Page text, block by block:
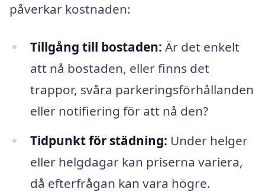
påverkar kostnaden:
Tillgång till bostaden: Är det enkelt
att nå bostaden, eller finns det
trappor, svåra parkeringsförhållanden
eller notifiering för att nå den?
Tidpunkt för städning: Under helger
eller helgdagar kan priserna variera,
då efterfrågan kan vara högre.